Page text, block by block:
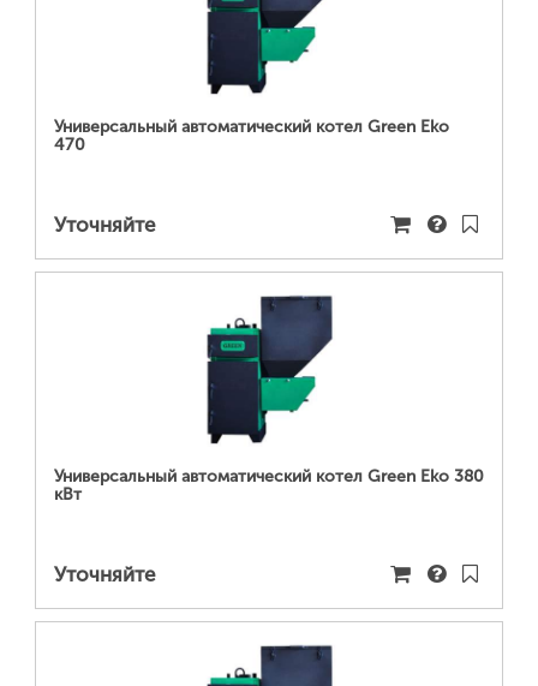
ПОДРОБНЕЕ...
Универсальный автоматический котел Green Eko
470
Уточняйте
ПОДРОБНЕЕ...
Универсальный автоматический котел Green Eko 380
кВт
Уточняйте